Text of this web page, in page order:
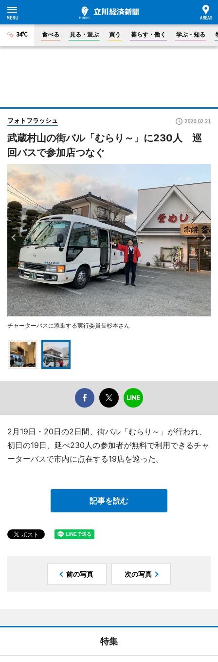
34°C 食べる 見る・遊ぶ 買う 暮らす・働く 学ぶ・知る
フォトフラッシュ 2020.02.21
武蔵村山の街バル「むらり～」に230人 巡
回バスで参加店つなぐ
チャーターバスに添乗する実行委員長杉本さん
2月19日・20日の2日間、街バル「むらり～」が行われ、
初日の19日、延べ230人の参加者が無料で利用できるチャ
ーターバスで市内に点在する19店を巡った。
記事を読む
前の写真 次の写真
特集